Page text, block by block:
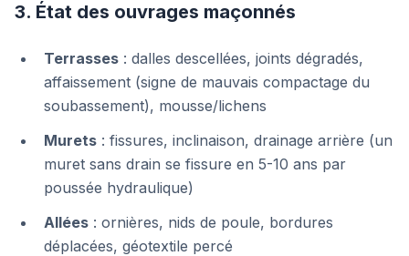
3. État des ouvrages maçonnés
Terrasses : dalles descellées, joints dégradés,
affaissement (signe de mauvais compactage du
soubassement), mousse/lichens
Murets : fissures, inclinaison, drainage arrière (un
muret sans drain se fissure en 5-10 ans par
poussée hydraulique)
Allées : ornières, nids de poule, bordures
déplacées, géotextile percé